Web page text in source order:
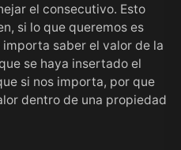
el consecutivo. Esto
si lo que queremos es
saber el valor de la
se haya insertado el
si nos importa, por que
dentro de una propiedad